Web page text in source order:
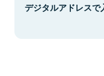
デジタルアドレスで